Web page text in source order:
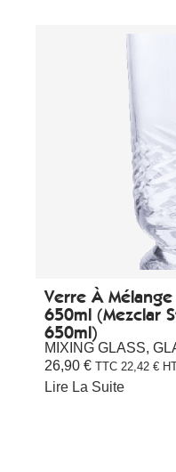
Verre À
650ml (Mezclar
650ml)
MIXING GLASS,
26,90 € TTC 22,42 €
Lire La Suite